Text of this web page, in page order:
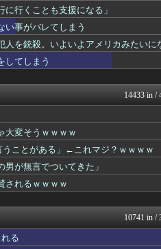
ぎる。正直か...
っぷりが最高
トレンドの
本当は世の中...
修羅場ライ
げぇ速
ｗ
アニチャッ
ポリー速報
になってた・・...
今日速2ch
ｗ
」←これマジ？...
わんこーる
大艦巨砲主
...
に「毎日ここに...
修羅の華-
キングで敗北...
mutyunのゲ
痛いニュー
行くことも支援になる」
い事がバレてしまう
人を銃殺。いよいよアメリカみたいに
してしまう
14433 in /
大変そうｗｗｗｗ
うことがある」←これマジ？ｗｗｗｗ
が無言でついてきた」
されるｗｗｗｗ
10741 in /
る